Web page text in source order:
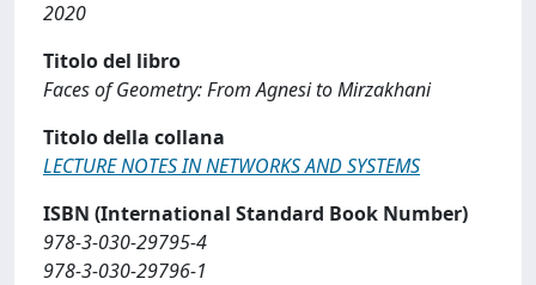
2020
Titolo del libro
Faces of Geometry: From Agnesi to Mirzakhani
Titolo della collana
LECTURE NOTES IN NETWORKS AND SYSTEMS
ISBN (International Standard Book Number)
978-3-030-29795-4
978-3-030-29796-1